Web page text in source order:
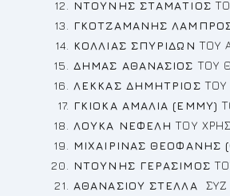
ΝΤΟΥΝΗΣ ΣΤΑΜΑΤΙΟΣ
ΓΚΟΤΖΑΜΑΝΗΣ
ΚΟΛΛΙΑΣ ΣΠΥΡΙΔΩΝ ΤΟΥ
ΔΗΜΑΣ ΑΘΑΝΑΣΙΟΣ ΤΟΥ
ΛΕΚΚΑΣ ΔΗΜΗΤΡΙΟΣ ΤΟΥ
ΓΚΙΟΚΑ ΑΜΑΛΙΑ (ΕΜΜΥ)
ΛΟΥΚΑ ΝΕΦΕΛΗ ΤΟΥ
ΜΙΧΑΙΡΙΝΑΣ ΘΕΟΦΑΝΗΣ
ΝΤΟΥΝΗΣ ΓΕΡΑΣΙΜΟΣ
ΑΘΑΝΑΣΙΟΥ ΣΤΕΛΛΑ